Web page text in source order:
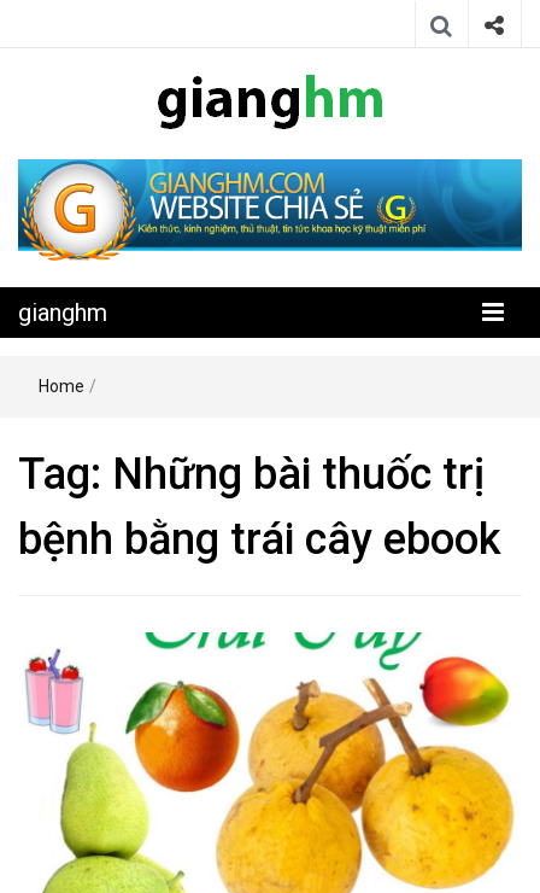
gianghm
kỹ thuật miễn phí
gianghm
Home /
Tag: Những bài thuốc trị
bệnh bằng trái cây ebook